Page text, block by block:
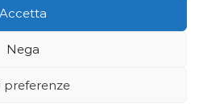
Accetta
Nega
preferenze
Rossoxweb